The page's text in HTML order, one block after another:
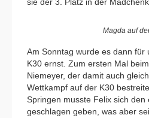
Magda auf
Am Sonntag wurde es dann für
K30 ernst. Zum ersten Mal
Niemeyer, der damit auch
Wettkampf auf der K30
Springen musste Felix sich den
geschlagen geben, was aber